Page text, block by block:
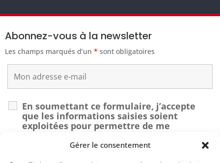
Gérer le consentement
Abonnez-vous à la newsletter
Les champs marqués d’un * sont obligatoires
En soumettant ce formulaire, j’accepte
que les informations saisies soient
exploitées pour permettre de me